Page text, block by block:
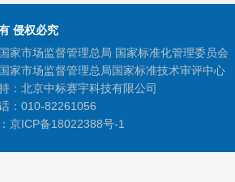
侵权必究
家市场监督管理总局 国家标准化管理委员会
家市场监督管理总局国家标准技术审评中心
：北京中标赛宇科技有限公司
：010-82261056
京ICP备18022388号-1